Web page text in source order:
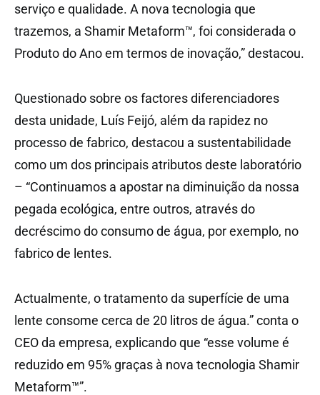
serviço e qualidade. A nova tecnologia que
trazemos, a Shamir Metaform™, foi considerada o
Produto do Ano em termos de inovação,” destacou.
Questionado sobre os factores diferenciadores
desta unidade, Luís Feijó, além da rapidez no
processo de fabrico, destacou a sustentabilidade
como um dos principais atributos deste laboratório
– “Continuamos a apostar na diminuição da nossa
pegada ecológica, entre outros, através do
decréscimo do consumo de água, por exemplo, no
fabrico de lentes.
Actualmente, o tratamento da superfície de uma
lente consome cerca de 20 litros de água.” conta o
CEO da empresa, explicando que “esse volume é
reduzido em 95% graças à nova tecnologia Shamir
Metaform™”.